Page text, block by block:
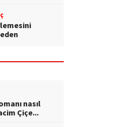
nasıl
Çiçe...